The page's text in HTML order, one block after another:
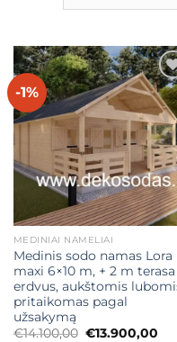
-1%
MEDINIAI NAMELIAI
Medinis sodo namas Lora
maxi 6×10 m, + 2 m terasa
erdvus, aukštomis
pritaikomas pagal
užsakymą
€14.100,00 Original
€13.900,00